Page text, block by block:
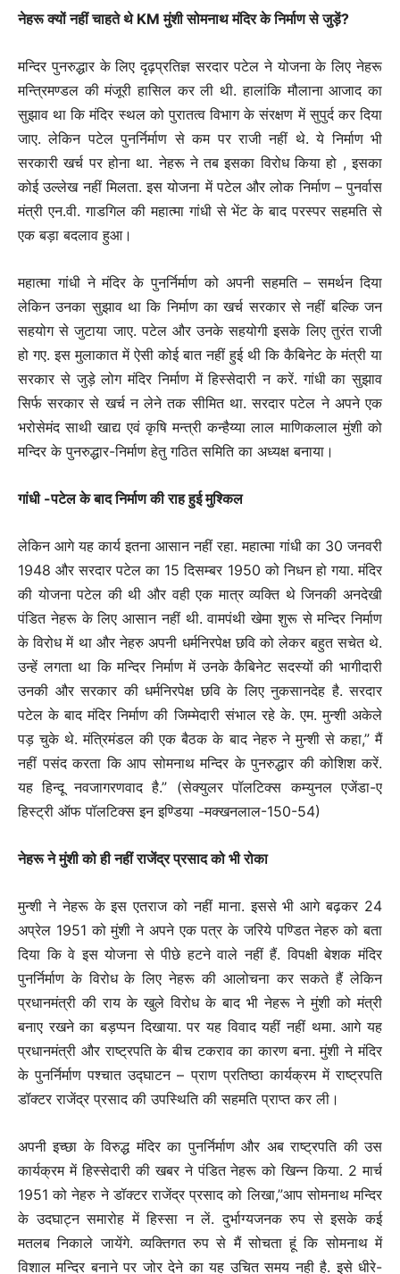
नेहरू क्यों नहीं चाहते थे KM मुंशी सोमनाथ मंदिर के निर्माण से जुड़ें?
मन्दिर पुनरुद्धार के लिए दृढ़प्रतिज्ञ सरदार पटेल ने योजना के लिए नेहरू
मन्त्रिमण्डल की मंजूरी हासिल कर ली थी. हालांकि मौलाना आजाद का
सुझाव था कि मंदिर स्थल को पुरातत्व विभाग के संरक्षण में सुपुर्द कर दिया
जाए. लेकिन पटेल पुनर्निर्माण से कम पर राजी नहीं थे. ये निर्माण भी
सरकारी खर्च पर होना था. नेहरू ने तब इसका विरोध किया हो , इसका
कोई उल्लेख नहीं मिलता. इस योजना में पटेल और लोक निर्माण – पुनर्वास
मंत्री एन.वी. गाडगिल की महात्मा गांधी से भेंट के बाद परस्पर सहमति से
एक बड़ा बदलाव हुआ।
महात्मा गांधी ने मंदिर के पुनर्निर्माण को अपनी सहमति – समर्थन दिया
लेकिन उनका सुझाव था कि निर्माण का खर्च सरकार से नहीं बल्कि जन
सहयोग से जुटाया जाए. पटेल और उनके सहयोगी इसके लिए तुरंत राजी
हो गए. इस मुलाकात में ऐसी कोई बात नहीं हुई थी कि कैबिनेट के मंत्री या
सरकार से जुड़े लोग मंदिर निर्माण में हिस्सेदारी न करें. गांधी का सुझाव
सिर्फ सरकार से खर्च न लेने तक सीमित था. सरदार पटेल ने अपने एक
भरोसेमंद साथी खाद्य एवं कृषि मन्त्री कन्हैय्या लाल माणिकलाल मुंशी को
मन्दिर के पुनरुद्धार-निर्माण हेतु गठित समिति का अध्यक्ष बनाया।
गांधी -पटेल के बाद निर्माण की राह हुई मुश्किल
लेकिन आगे यह कार्य इतना आसान नहीं रहा. महात्मा गांधी का 30 जनवरी
1948 और सरदार पटेल का 15 दिसम्बर 1950 को निधन हो गया. मंदिर
की योजना पटेल की थी और वही एक मात्र व्यक्ति थे जिनकी अनदेखी
पंडित नेहरू के लिए आसान नहीं थी. वामपंथी खेमा शुरू से मन्दिर निर्माण
के विरोध में था और नेहरु अपनी धर्मनिरपेक्ष छवि को लेकर बहुत सचेत थे.
उन्हें लगता था कि मन्दिर निर्माण में उनके कैबिनेट सदस्यों की भागीदारी
उनकी और सरकार की धर्मनिरपेक्ष छवि के लिए नुकसानदेह है. सरदार
पटेल के बाद मंदिर निर्माण की जिम्मेदारी संभाल रहे के. एम. मुन्शी अकेले
पड़ चुके थे. मंत्रिमंडल की एक बैठक के बाद नेहरु ने मुन्शी से कहा,” मैं
नहीं पसंद करता कि आप सोमनाथ मन्दिर के पुनरुद्धार की कोशिश करें.
यह हिन्दू नवजागरणवाद है.” (सेक्युलर पॉलटिक्स कम्युनल एजेंडा-ए
हिस्ट्री ऑफ पॉलटिक्स इन इण्डिया -मक्खनलाल-150-54)
नेहरू ने मुंशी को ही नहीं राजेंद्र प्रसाद को भी रोका
मुन्शी ने नेहरू के इस एतराज को नहीं माना. इससे भी आगे बढ़कर 24
अप्रेल 1951 को मुंशी ने अपने एक पत्र के जरिये पण्डित नेहरु को बता
दिया कि वे इस योजना से पीछे हटने वाले नहीं हैं. विपक्षी बेशक मंदिर
पुनर्निर्माण के विरोध के लिए नेहरू की आलोचना कर सकते हैं लेकिन
प्रधानमंत्री की राय के खुले विरोध के बाद भी नेहरू ने मुंशी को मंत्री
बनाए रखने का बड़प्पन दिखाया. पर यह विवाद यहीं नहीं थमा. आगे यह
प्रधानमंत्री और राष्ट्रपति के बीच टकराव का कारण बना. मुंशी ने मंदिर
के पुनर्निर्माण पश्चात उद्घाटन – प्राण प्रतिष्ठा कार्यक्रम में राष्ट्रपति
डॉक्टर राजेंद्र प्रसाद की उपस्थिति की सहमति प्राप्त कर ली।
अपनी इच्छा के विरुद्ध मंदिर का पुनर्निर्माण और अब राष्ट्रपति की उस
कार्यक्रम में हिस्सेदारी की खबर ने पंडित नेहरू को खिन्न किया. 2 मार्च
1951 को नेहरु ने डॉक्टर राजेंद्र प्रसाद को लिखा,”आप सोमनाथ मन्दिर
के उदघाट्न समारोह में हिस्सा न लें. दुर्भाग्यजनक रुप से इसके कई
मतलब निकाले जायेंगे. व्यक्तिगत रुप से मैं सोचता हूं कि सोमनाथ में
विशाल मन्दिर बनाने पर जोर देने का यह उचित समय नही है. इसे धीरे-